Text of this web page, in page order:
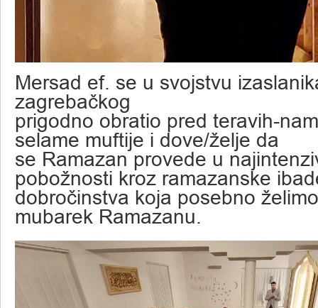
Mersad ef. se u svojstvu
zagrebačkog
prigodno obratio pred teravih-
selame muftije i dove/želje da
se Ramazan provede u
pobožnosti kroz ramazanske
dobročinstva koja posebno
mubarek Ramazanu.